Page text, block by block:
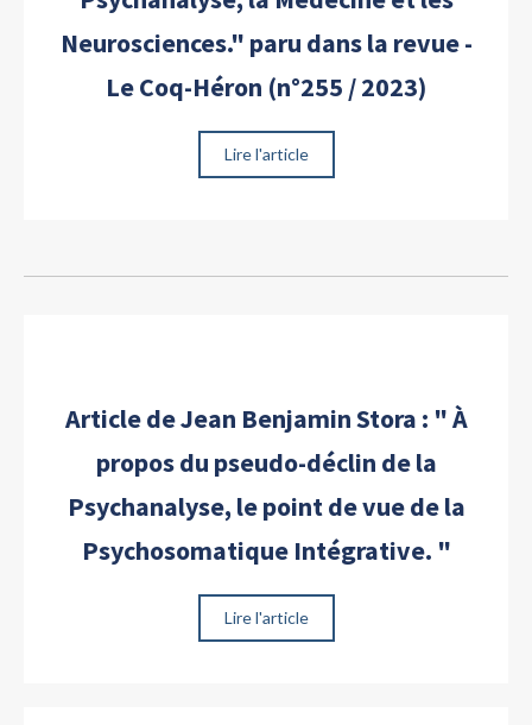
Neurosciences." paru dans la revue -
Le Coq-Héron (n°255 / 2023)
Lire l'article
Article de Jean Benjamin Stora : " À
propos du pseudo-déclin de la
Psychanalyse, le point de vue de la
Psychosomatique Intégrative. "
Lire l'article